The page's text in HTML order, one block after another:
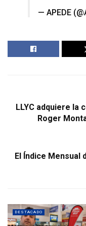
— APEDE
LLYC adquiere la
Roger
El Índice Mensual
DESTACADO